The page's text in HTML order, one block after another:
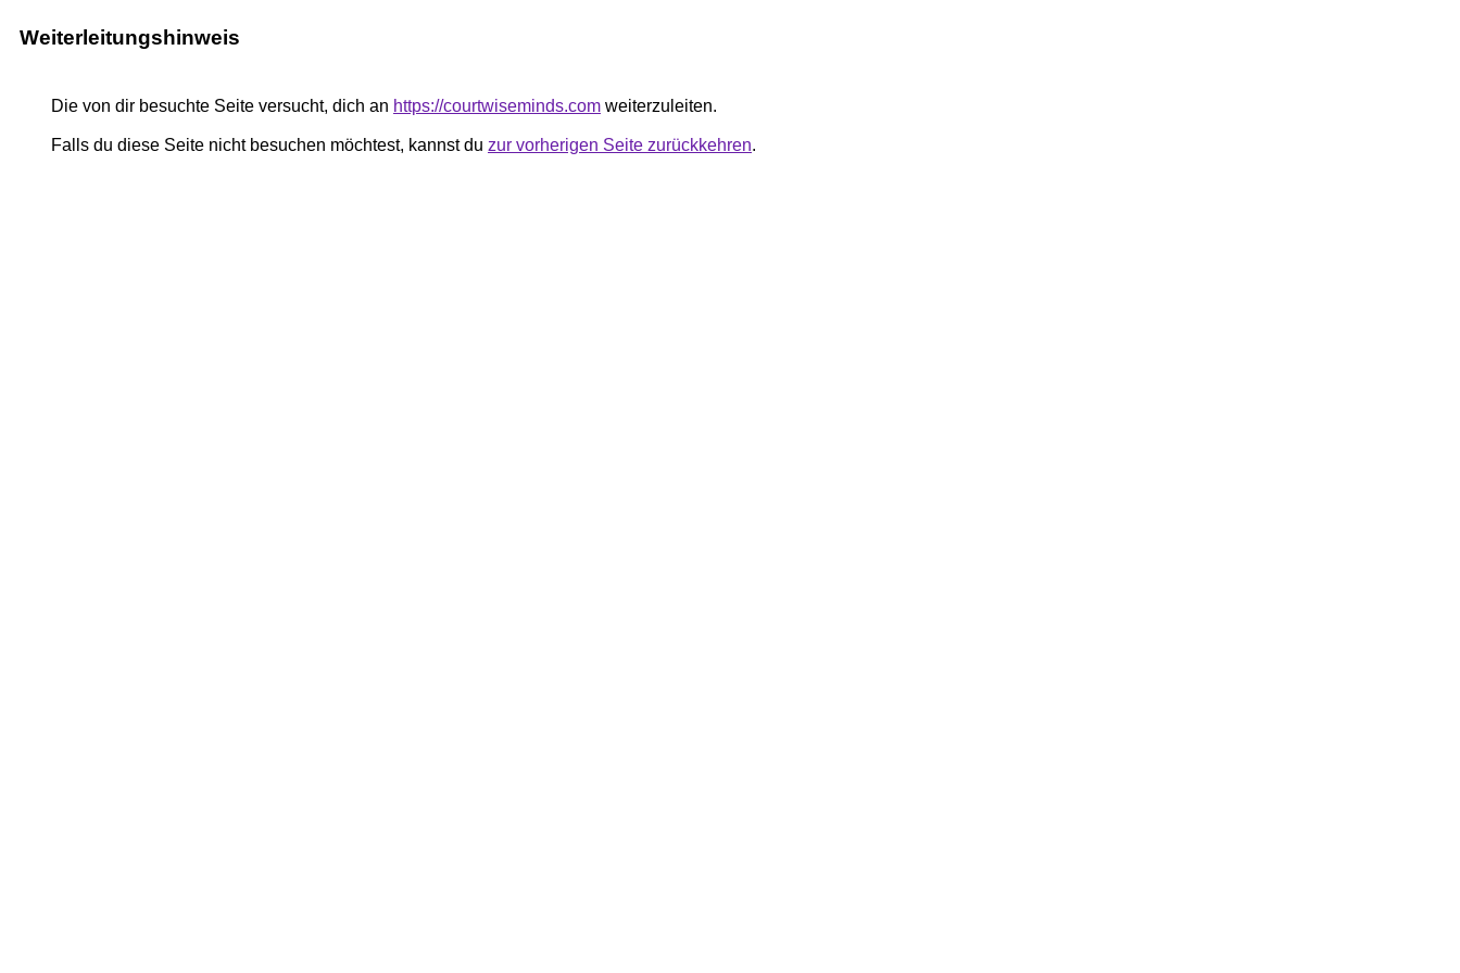
Weiterleitungshinweis
Die von dir besuchte Seite versucht, dich an https://courtwiseminds.com weiterzuleiten.
Falls du diese Seite nicht besuchen möchtest, kannst du zur vorherigen Seite zurückkehren.